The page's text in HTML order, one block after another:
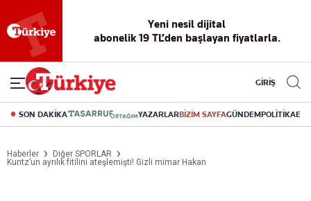
Yeni nesil dijital
abonelik 19 TL’den başlayan fiyatlarla.
GİRİŞ
SON DAKİKA YAZARLARBİZİM SAYFAGÜNDEMPOLİTİKA
Haberler
Diğer SPORLAR
Kuntz’un ayrılık fitilini ateşlemişti! Gizli mimar Hakan